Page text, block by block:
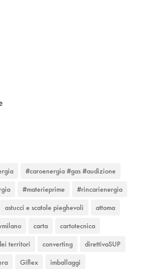
#caroenergia #gas #audizione
#materieprime
#rincarienergia
astucci e scatole pieghevoli
attoma
carta
cartotecnica
territori converting
direttivaSUP
Giflex
imballaggi